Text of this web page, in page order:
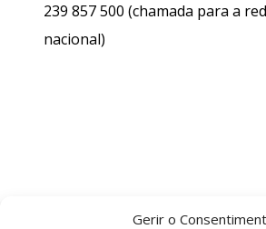
Gerir o
239 857 500 (chamada para a
nacional)